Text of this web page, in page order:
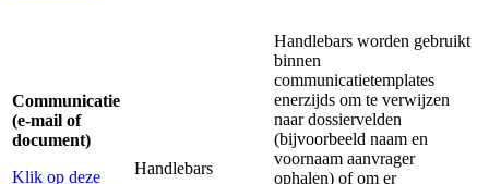
Communicatie
(e-mail of
document)
Klik op deze
Handlebars
Handlebars worden gebruikt
binnen
communicatietemplates
enerzijds om te verwijzen
naar dossiervelden
(bijvoorbeeld naam en
voornaam aanvrager
ophalen) of om er